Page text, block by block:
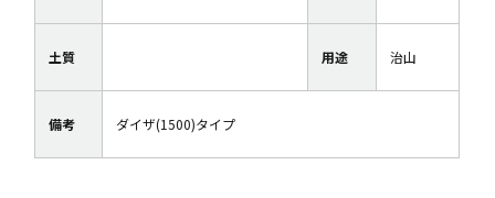
土質 用途 治山
備考 ダイザ(1500)タイプ